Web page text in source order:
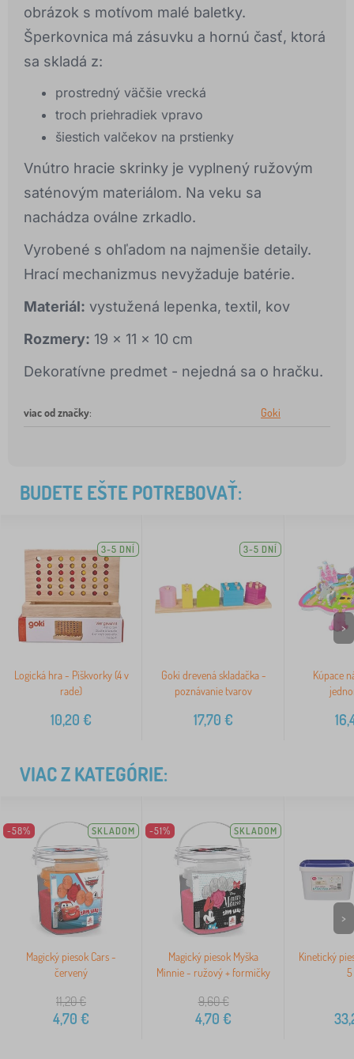
obrázok s motívom malé baletky.
Šperkovnica má zásuvku a hornú časť, ktorá
sa skladá z:
prostredný väčšie vrecká
troch priehradiek vpravo
šiestich valčekov na prstienky
Vnútro hracie skrinky je vyplnený ružovým
saténovým materiálom. Na veku sa
nachádza oválne zrkadlo.
Vyrobené s ohľadom na najmenšie detaily.
Hrací mechanizmus nevyžaduje batérie.
Materiál: vystužená lepenka, textil, kov
Rozmery: 19 x 11 x 10 cm
Dekoratívne predmet - nejedná sa o hračku.
viac od značky: Goki
BUDETE EŠTE POTREBOVAŤ:
3-5 DNÍ
Logická hra - Piškvorky (4 v
rade)
10,20 €
3-5 DNÍ
Goki drevená skladačka -
poznávanie tvarov
17,70 €
Kúpace
>
VIAC Z KATEGÓRIE:
-58% SKLADOM
Magický piesok Cars -
červený
11,20€
4,70 €
-51% SKLADOM
Magický piesok Myška
Minnie - ružový + formičky
9,60€
4,70 €
Kinetický
>